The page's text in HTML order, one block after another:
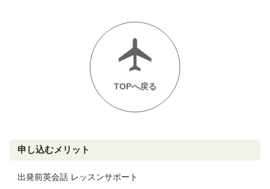
TOPへ戻る
申し込むメリット
出発前英会話 レッスンサポート